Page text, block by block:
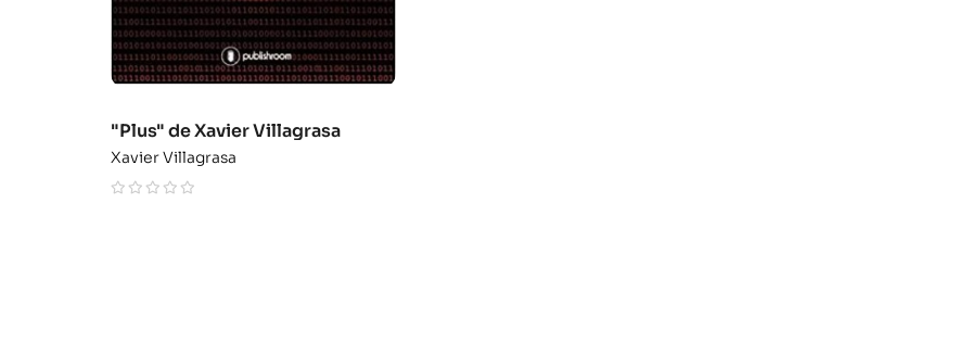
"Plus" de Xavier Villagrasa
Xavier Villagrasa